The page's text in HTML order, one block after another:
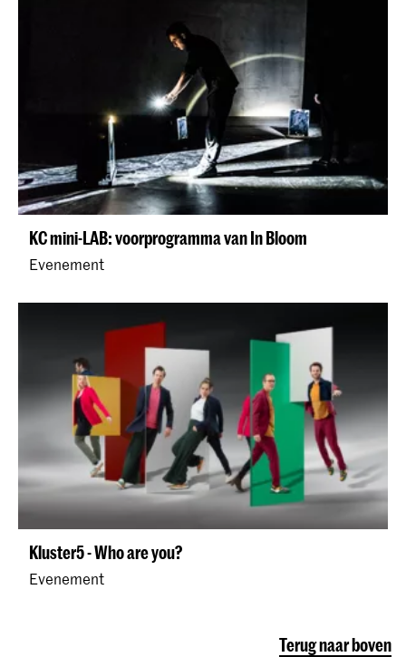
KC mini-LAB: voorprogramma van In Bloom
Evenement
Kluster5 - Who are you?
Evenement
Terug naar boven